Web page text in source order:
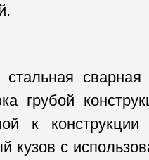
стальная
грубой
к
кузов с